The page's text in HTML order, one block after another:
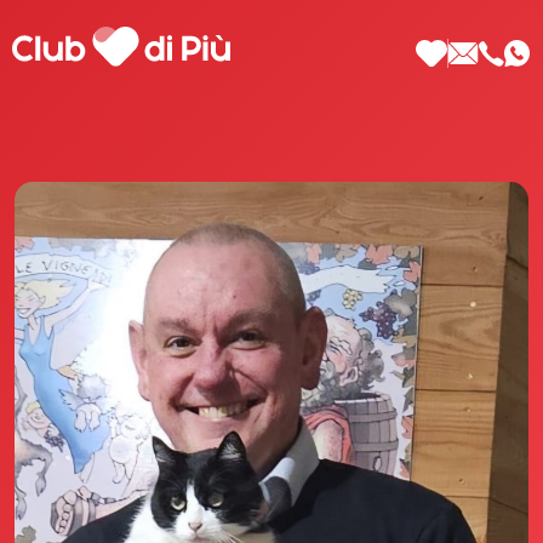
Scopri Club di Più
Le testimonianze Club di Più
La fondatrice Valeria Pilla
Annunci Donne
Agenzia matrimoniale Club di Più
Love Notebook